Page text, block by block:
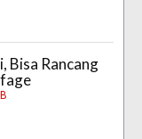
Bisa Rancang